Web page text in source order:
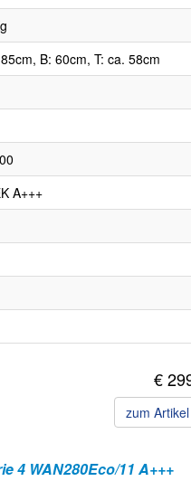
B: 60cm, T: ca. 58cm
A+++
€
zum
4 WAN280Eco/11 A+++